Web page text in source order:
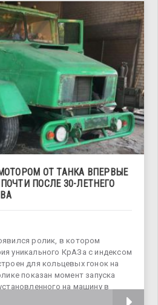
ОТ ТАНКА ВПЕРВЫЕ
ПОСЛЕ 30-ЛЕТНЕГО
ролик, в котором
уникального КрАЗа с индексом
для кольцевых гонок на
показан момент запуска
на машину в